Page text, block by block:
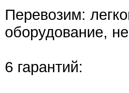
Перевозим:
оборудование,
6 гарантий: